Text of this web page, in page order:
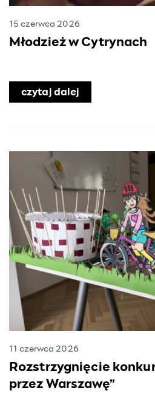
15 czerwca 2026
Młodzież w Cytrynach
czytaj dalej
11 czerwca 2026
Rozstrzygnięcie
przez Warszawę”